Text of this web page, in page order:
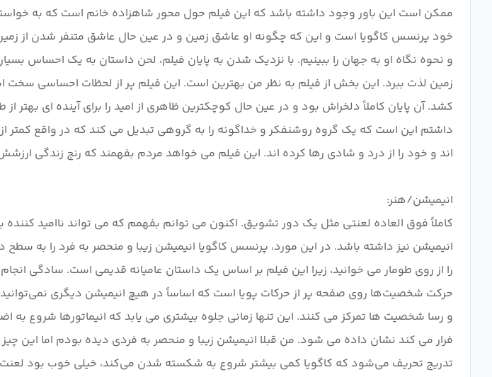
ممکن است این باور وجود داشته باشد که این فیلم حول محور شاهزاده خانم است که به
خود پرنسس کاگویا است و این که چگونه او عاشق زمین و در عین حال عاشق متنفر شدن از
و نحوه نگاه او به جهان را ببینیم. با نزدیک شدن به پایان فیلم، لحن داستان به یک احساس
زمین لذت ببرد. این بخش از فیلم به نظر من بهترین است. این فیلم پر از لحظات احساسی سخت
کشد. آن پایان کاملاً دلخراش بود و در عین حال کوچکترین ظاهری از امید را برای آینده ای
داشتم این است که یک گروه روشنفکر و خداگونه را به گروهی تبدیل می کند که در واقع
کاملاً فوق العاده لعنتی مثل یک دور تشویق. اکنون می توانم بفهمم که می تواند ناامید کننده
انیمیشن نیز داشته باشد. در این مورد، پرنسس کاگویا انیمیشن زیبا و منحصر به فرد را به
را از روی طومار می خوانید، زیرا این فیلم بر اساس یک داستان عامیانه قدیمی است. سادگی
حرکت شخصیت‌ها روی صفحه پر از حرکات پویا است که اساساً در هیچ انیمیشن دیگری نمی‌توانید
و رسا شخصیت ها تمرکز می کنند. این تنها زمانی جلوه بیشتری می یابد که انیماتورها شروع
فرار می کند نشان داده می شود. من قبلا انیمیشن زیبا و منحصر به فردی دیده بودم اما این